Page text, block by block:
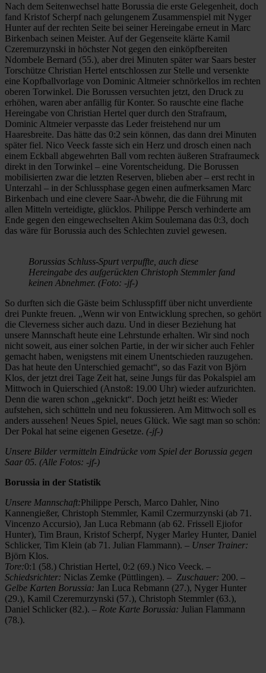
Nach dem Seitenwechsel hatte Borussia die erste Gelegenheit, doch
fand Kristof Scherpf nach gelungenem Zusammenspiel mit Nyger
Hunter auf der rechten Seite bei seiner Hereingabe erneut in Marc
Birkenbach seinen Meister. Auf der Gegenseite klärte Kamil
Czeremurzynski in höchster Not gegen den einköpfbereiten
Ndombele Bernard (55.), aber drei Minuten später war Saars bester
Torschütze Christian Hertel entschlossen zur Stelle und versenkte
eine Kopfballvorlage von Dominic Altmeier schnörkellos im rechten
oberen Torwinkel. Die Borussen versuchten jetzt, den Druck zu
erhöhen, waren aber anfällig für Konter. So rauschte eine flache
Hereingabe von Christian Hertel quer durch den Strafraum,
Dominic Altmeier verpasste das Leder freistehend nur um
Haaresbreite. Das hätte das 0:2 sein können, das dann drei Minuten
später fiel. Nico Veeck fasste sich ein Herz und drosch einen nach
einem Eckball abgewehrten Ball vom rechten äußeren Strafraumeck
direkt in den Torwinkel – eine Vorentscheidung. Die Borussen
mobilisierten zwar die letzten Reserven, blieben aber – erst recht in
Unterzahl – in der Schlussphase gegen einen aufmerksamen Marc
Birkenbach und eine clevere Saar-Abwehr, die die Führung mit
allen Mitteln verteidigte, glücklos. Philippe Persch verhinderte am
Ende gegen den eingewechselten Akim Soulemana das 0:3, doch
das wäre für Borussia auch des Schlechten zuviel gewesen.
Borussias Schluss-Spurt verpuffte, auch diese
Hereingabe des aufgerückten Christoph Stemmler fand
keinen Abnehmer. (Foto: -jf-)
So durften sich die Gäste beim Schlusspfiff über nicht unverdiente
drei Punkte freuen. „Wenn wir von Entwicklung sprechen, so gehört
die Cleverness sicher auch dazu. Und in dieser Beziehung hat
unsere Mannschaft heute eine Lehrstunde erhalten. Wir sind noch
nicht soweit, aus einer solchen Partie, in der wir sicher auch Fehler
gemacht haben, wenigstens mit einem Unentschieden rauzugehen.
Das hat heute den Unterschied gemacht“, so das Fazit von Björn
Klos, der jetzt drei Tage Zeit hat, seine Jungs für das Pokalspiel am
Mittwoch in Quierschied (Anstoß: 19.00 Uhr) wieder aufzurichten.
Denn die waren schon „geknickt“. Doch jetzt heißt es: Wieder
aufstehen, sich schütteln und neu fokussieren. Am Mittwoch soll es
anders aussehen! Neues Spiel, neues Glück. Wie sagt man so schön:
Der Pokal hat seine eigenen Gesetze. (-jf-)
Unsere Bilder vermitteln Eindrücke vom Spiel der Borussia gegen
Saar 05. (Alle Fotos: -jf-)
Borussia in der Statistik
Unsere Mannschaft:Philippe Persch, Marco Dahler, Nino
Kannengießer, Christoph Stemmler, Kamil Czermurzynski (ab 71.
Vincenzo Accursio), Jan Luca Rebmann (ab 62. Frissell Ejiofor
Hunter), Tim Braun, Kristof Scherpf, Nyger Marley Hunter, Daniel
Schlicker, Tim Klein (ab 71. Julian Flammann). – Unser Trainer:
Björn Klos.
Tore:0:1 (58.) Christian Hertel, 0:2 (69.) Nico Veeck. –
Schiedsrichter: Niclas Zemke (Püttlingen). – Zuschauer: 200. –
Gelbe Karten Borussia: Jan Luca Rebmann (27.), Nyger Hunter
(29.), Kamil Czeremurzynski (57.), Christoph Stemmler (63.),
Daniel Schlicker (82.). – Rote Karte Borussia: Julian Flammann
(78.).